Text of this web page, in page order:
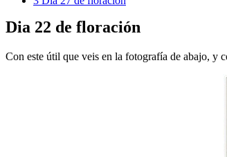
Dia 22 de floración
Con este útil que veis en la fotografía de abajo, y